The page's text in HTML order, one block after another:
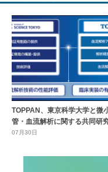
TOPPAN、東京科学大学と微
管・血流解析に関する共同研
07月30日